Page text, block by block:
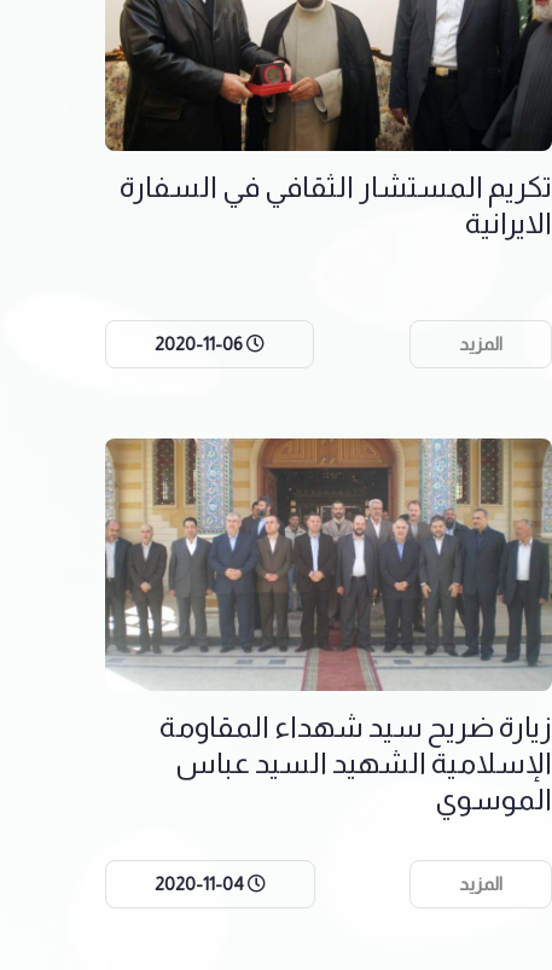
تكريم المستشار الثقافي في السفارة
الايرانية
المزيد
زيارة ضريح سيد شهداء المقاومة
الإسلامية الشهيد السيد عباس
الموسوي
المزيد